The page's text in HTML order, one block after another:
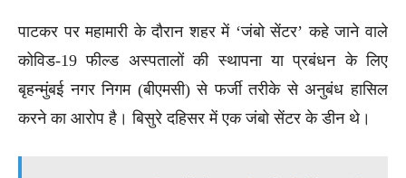
पाटकर पर महामारी के दौरान शहर में ‘जंबो सेंटर’ कहे जाने वाले
कोविड-19 फील्ड अस्पतालों की स्थापना या प्रबंधन के लिए
बृहन्मुंबई नगर निगम (बीएमसी) से फर्जी तरीके से अनुबंध हासिल
करने का आरोप है। बिसुरे दहिसर में एक जंबो सेंटर के डीन थे।